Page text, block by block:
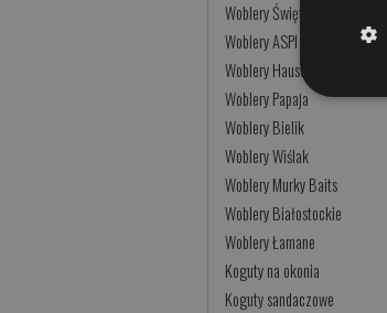
Woblery Świętokrzyskie
Woblery ASPI
Woblery Hauser
Woblery Papaja
Woblery Bielik
Woblery Wiślak
Woblery Murky Baits
Woblery Białostockie
Woblery Łamane
Koguty na okonia
Koguty sandaczowe